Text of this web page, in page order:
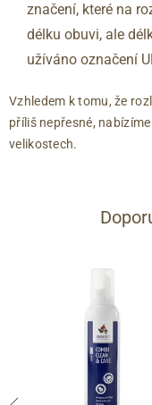
značení, které na
délku obuvi, ale
užíváno označení
Vzhledem k tomu, že
příliš nepřesné,
velikostech.